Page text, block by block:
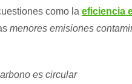
como la eficiencia
menores emisiones
es circular